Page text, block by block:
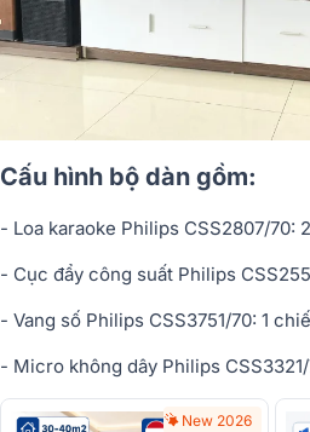
Cấu hình bộ dàn gồm:
- Loa karaoke Philips CSS2807/70:
- Cục đẩy công suất Philips
- Vang số Philips CSS3751/70: 1
- Micro không dây Philips CSS3321/
New 2026